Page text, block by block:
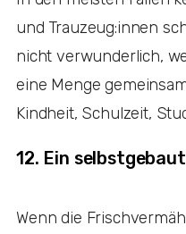
und Trauzeug:innen
nicht verwunderlich,
eine Menge
Kindheit, Schulzeit,
12. Ein
Wenn die